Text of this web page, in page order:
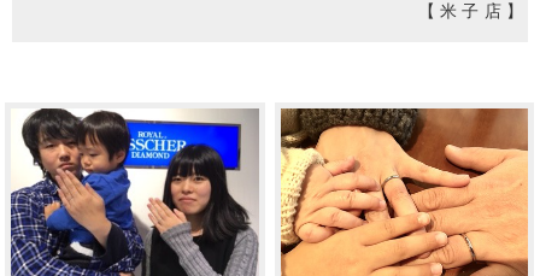
【米子店】